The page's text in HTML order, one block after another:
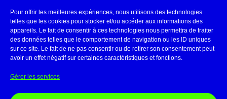
Pour offrir les meilleures expériences, nous utilisons des technologies
telles que les cookies pour stocker et/ou accéder aux informations des
appareils. Le fait de consentir à ces technologies nous permettra de traiter
des données telles que le comportement de navigation ou les ID uniques
sur ce site. Le fait de ne pas consentir ou de retirer son consentement peut
avoir un effet négatif sur certaines caractéristiques et fonctions.
Gérer les services
CONTACT
ESPACE PRO